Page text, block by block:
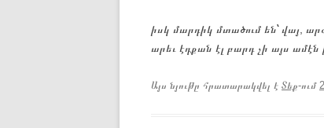
իսկ մարդիկ մտածում են՝ վայ,
արեւ էդքան էլ բարդ չի այս
Այս նյութը հրատարակվել է Տեք-ում